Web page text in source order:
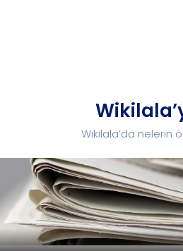
Wikilala’da nelerin